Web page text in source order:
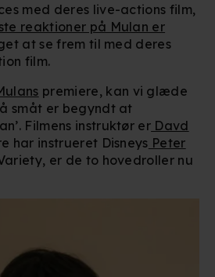
med deres live-actions film,
reaktioner på Mulan er
at se frem til med deres
film.
premiere, kan vi glæde
småt er begyndt at
Filmens instruktør er Davd
har instrueret Disneys Peter
er de to hovedroller nu